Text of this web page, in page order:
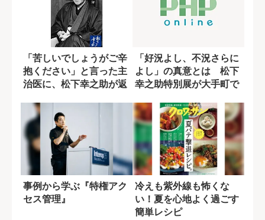
「苦しいでしょうがご辛
抱ください」と言った主
治医に、松下幸之助が返
「好況よし、不況さらに
よし」の真意とは 松下
幸之助特別展が大手町で
事例から学ぶ『特権アク
セス管理』
冷えも紫外線も怖くな
い！夏を心地よく過ごす
簡単レシピ